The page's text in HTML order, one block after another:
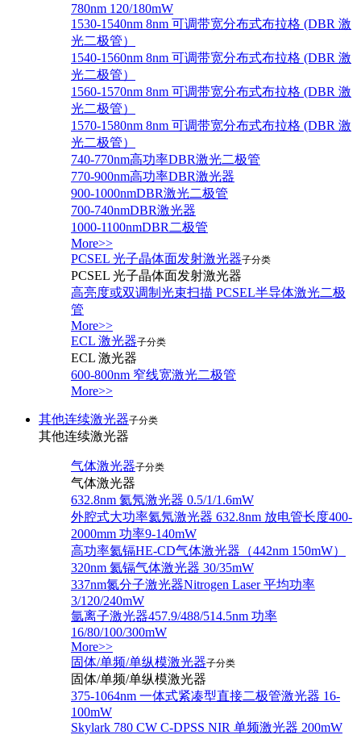
780nm 120/180mW
1530-1540nm 8nm 可调带宽分布式布拉格 (DBR 激
光二极管）
1540-1560nm 8nm 可调带宽分布式布拉格 (DBR 激
光二极管）
1560-1570nm 8nm 可调带宽分布式布拉格 (DBR 激
光二极管）
1570-1580nm 8nm 可调带宽分布式布拉格 (DBR 激
光二极管）
740-770nm高功率DBR激光二极管
770-900nm高功率DBR激光器
900-1000nmDBR激光二极管
700-740nmDBR激光器
1000-1100nmDBR二极管
More>>
PCSEL 光子晶体面发射激光器子分类
PCSEL 光子晶体面发射激光器
高亮度或双调制光束扫描 PCSEL半导体激光二极
管
More>>
ECL 激光器子分类
ECL 激光器
600-800nm 窄线宽激光二极管
More>>
其他连续激光器子分类
其他连续激光器
气体激光器子分类
气体激光器
632.8nm 氦氖激光器 0.5/1/1.6mW
外腔式大功率氦氖激光器 632.8nm 放电管长度400-
2000mm 功率9-140mW
高功率氦镉HE-CD气体激光器（442nm 150mW）
320nm 氦镉气体激光器 30/35mW
337nm氮分子激光器Nitrogen Laser 平均功率
3/120/240mW
氩离子激光器457.9/488/514.5nm 功率
16/80/100/300mW
More>>
固体/单频/单纵模激光器子分类
固体/单频/单纵模激光器
375-1064nm 一体式紧凑型直接二极管激光器 16-
100mW
Skylark 780 CW C-DPSS NIR 单频激光器 200mW